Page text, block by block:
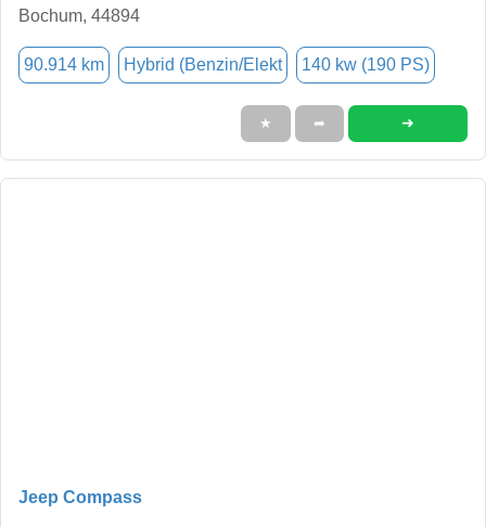
Bochum, 44894
90.914 km Hybrid (Benzin/Elekt 140 kw (190 PS)
★ ➦ ➜
Jeep Compass